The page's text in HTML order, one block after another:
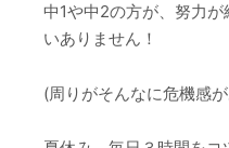
中1や中2の方が、努力
いありません！
(周りがそんなに危機感